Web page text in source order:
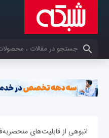
کلمات کلیدی خود را وارد کنید
انبوهی از قابلیت‌های